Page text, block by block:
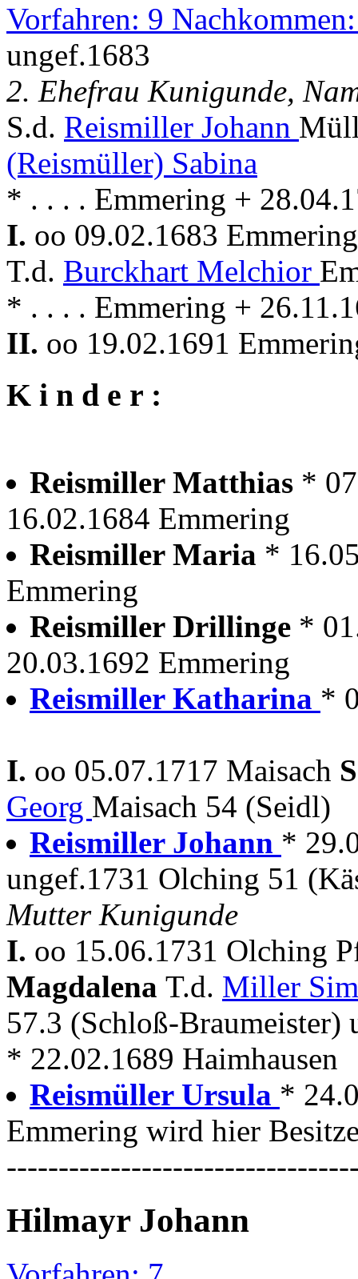
Vorfahren: 9
ungef.1683
2. Ehefrau Kunigunde,
S.d. Reismiller Johann
(Reismüller) Sabina
* . . . . Emmering +
I. oo 09.02.1683
T.d. Burckhart Melchior
* . . . . Emmering +
II. oo 19.02.1691
K i n d e r :
Reismiller Matthias *
16.02.1684 Emmering
Reismiller Maria *
Emmering
Reismiller Drillinge *
20.03.1692 Emmering
Reismiller Katharina *
I. oo 05.07.1717 Maisach
Georg Maisach 54 (Seidl)
Reismiller Johann *
ungef.1731 Olching 51
Mutter Kunigunde
I. oo 15.06.1731 Olching
Magdalena T.d. Miller
57.3 (Schloß-Braumeister)
* 22.02.1689 Haimhausen
Reismüller Ursula *
Emmering wird hier
Hilmayr Johann